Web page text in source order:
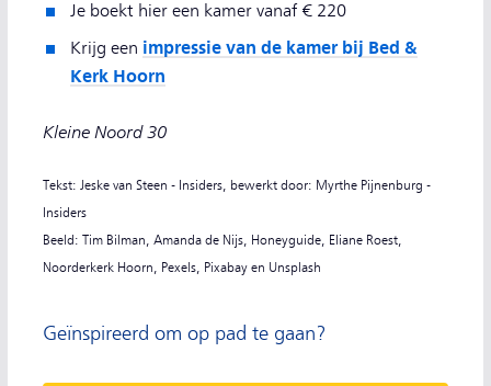
Je boekt hier een kamer vanaf € 220
Krijg een impressie van de kamer bij Bed &
Kerk Hoorn
Kleine Noord 30
Tekst: Jeske van Steen - Insiders, bewerkt door: Myrthe Pijnenburg -
Insiders
Beeld: Tim Bilman, Amanda de Nijs, Honeyguide, Eliane Roest,
Noorderkerk Hoorn, Pexels, Pixabay en Unsplash
Geïnspireerd om op pad te gaan?